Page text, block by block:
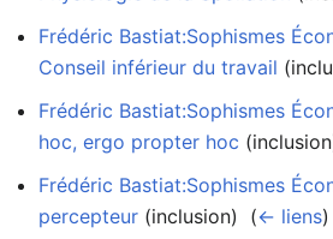
Frédéric Bastiat:Sophismes
Conseil inférieur du travail
Frédéric Bastiat:Sophismes
hoc, ergo propter hoc
Frédéric Bastiat:Sophismes
percepteur (inclusion) ‎ (← liens)